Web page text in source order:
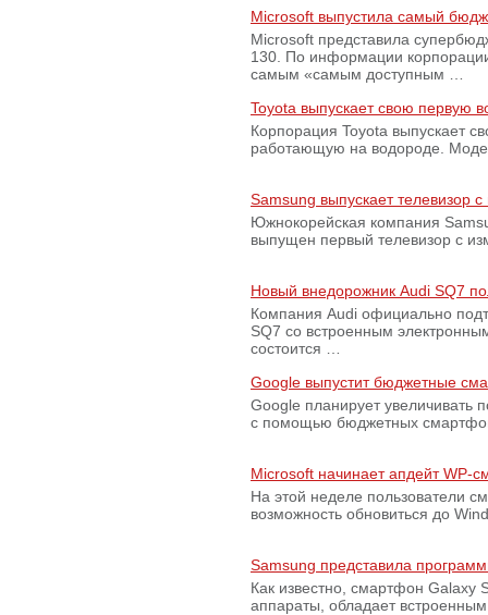
Microsoft выпустила самый
Microsoft представила
130. По информации
самым «самым доступным …
Toyota выпускает свою первую
Корпорация Toyota выпускает
работающую на водороде.
Samsung выпускает телевизор
Южнокорейская компания
выпущен первый телевизор с
Новый внедорожник Audi SQ7
Компания Audi официально
SQ7 со встроенным
состоится …
Google выпустит бюджетные
Google планирует увеличивать
с помощью бюджетных
Microsoft начинает апдейт WP-
На этой неделе пользователи
возможность обновиться до
Samsung представила
Как известно, смартфон Galaxy
аппараты, обладает